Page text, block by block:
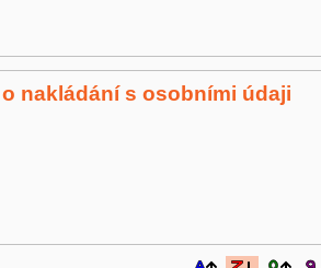
nakládání s osobními údaji